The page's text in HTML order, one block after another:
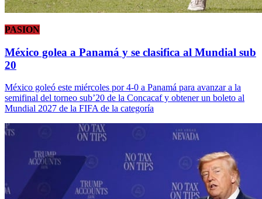
PASION
México golea a Panamá y se clasifica al Mundial sub
20
México goleó este miércoles por 4-0 a Panamá para avanzar a la
semifinal del torneo sub’20 de la Concacaf y obtener un boleto al
Mundial 2027 de la FIFA de la categoría